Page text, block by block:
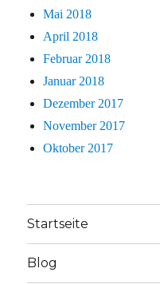
Mai 2018
April 2018
Februar 2018
Januar 2018
Dezember 2017
November 2017
Oktober 2017
Startseite
Blog